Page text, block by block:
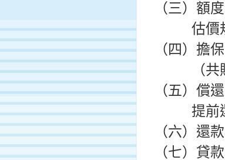
（三）額
估價
（四）擔
（
（五）償
提前
（六）還
（七）貸